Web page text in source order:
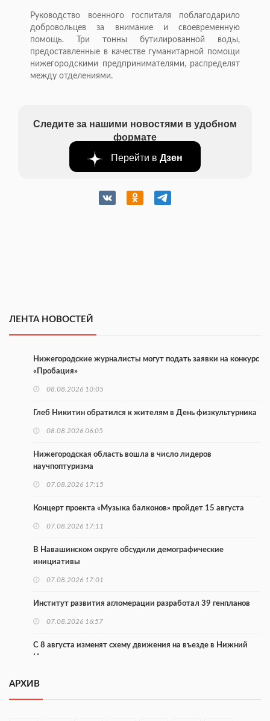
Руководство военного госпиталя поблагодарило
добровольцев за внимание и своевременную
помощь. Три тонны бутилированной воды,
предоставленные в качестве гуманитарной помощи
нижегородскими предпринимателями, распределят
между отделениями.
Следите за нашими новостями в удобном
формате
Перейти в Дзен
ЛЕНТА НОВОСТЕЙ
Нижегородские журналисты могут подать заявки на конкурс
«Пробация»
08.08.2026 10:05
Глеб Никитин обратился к жителям в День физкультурника
08.08.2026 06:05
Нижегородская область вошла в число лидеров
научпоптуризма
07.08.2026 17:15
Концерт проекта «Музыка балконов» пройдет 15 августа
07.08.2026 17:11
В Навашинском округе обсудили демографические
инициативы
07.08.2026 17:01
Институт развития агломерации разработал 39 генпланов
07.08.2026 16:57
С 8 августа изменят схему движения на въезде в Нижний
Новгород
В Нижегородской области прошло заседание АТК и
АРХИВ